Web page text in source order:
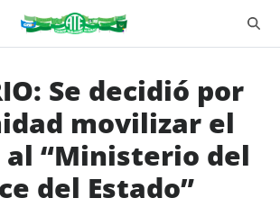
Se decidió por
movilizar el
“Ministerio del
del Estado”